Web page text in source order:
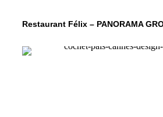
Restaurant Félix – PANORAMA